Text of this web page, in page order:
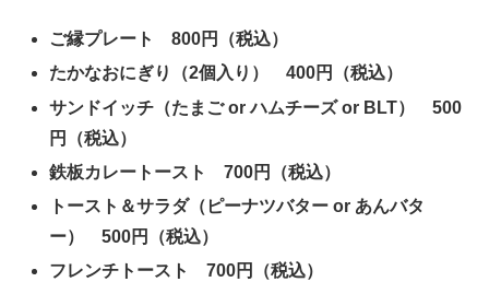
ご縁プレート 800円（税込）
たかなおにぎり（2個入り） 400円（税込）
サンドイッチ（たまご or ハムチーズ or BLT） 500
円（税込）
鉄板カレートースト 700円（税込）
トースト＆サラダ（ピーナツバター or あんバタ
ー） 500円（税込）
フレンチトースト 700円（税込）